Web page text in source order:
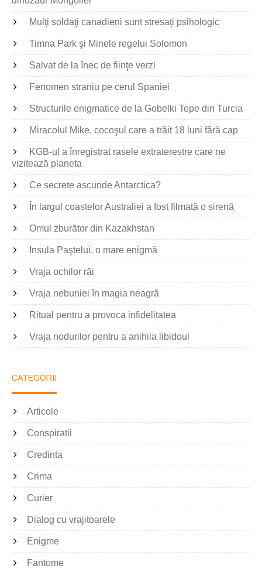
Mulţi soldaţi canadieni sunt stresaţi psihologic
Timna Park şi Minele regelui Solomon
Salvat de la înec de fiinţe verzi
Fenomen straniu pe cerul Spaniei
Structurile enigmatice de la Gobelki Tepe din Turcia
Miracolul Mike, cocoşul care a trăit 18 luni fără cap
KGB-ul a înregistrat rasele extraterestre care ne
vizitează planeta
Ce secrete ascunde Antarctica?
În largul coastelor Australiei a fost filmată o sirenă
Omul zburător din Kazakhstan
Insula Paştelui, o mare enigmă
Vraja ochilor răi
Vraja nebuniei în magia neagră
Ritual pentru a provoca infidelitatea
Vraja nodurilor pentru a anihila libidoul
CATEGORII
Articole
Conspiratii
Credinta
Crima
Curier
Dialog cu vrajitoarele
Enigme
Fantome